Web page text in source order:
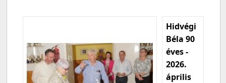
Hidvégi
Béla 90
éves -
2026.
április